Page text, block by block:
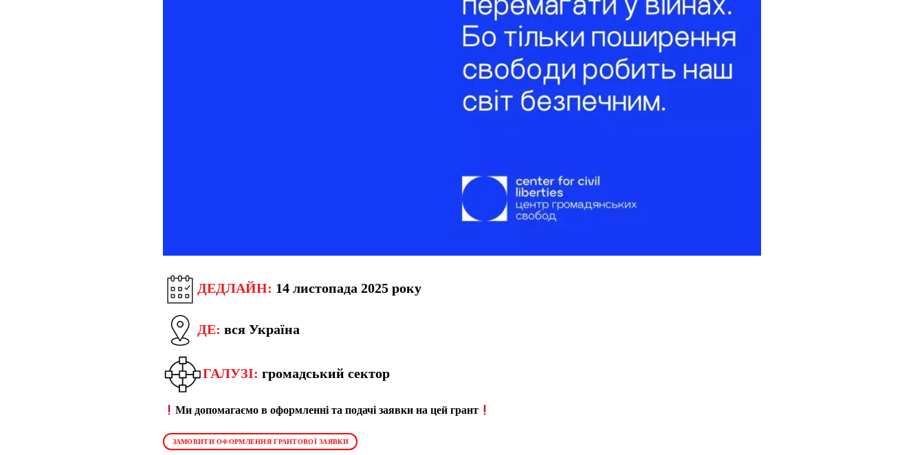
ДЕДЛАЙН: 14 листопада 2025 року
ДЕ: вся Україна
ГАЛУЗІ: громадський сектор
Ми допомагаємо в оформленні та подачі заявки на цей грант
ЗАМОВИТИ ОФОРМЛЕННЯ ГРАНТОВОЇ ЗАЯВКИ